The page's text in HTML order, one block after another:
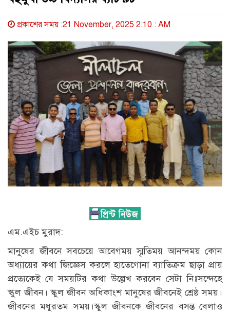
প্রকাশের সময় :21 November, 2025 2:10 : AM
এম.এইচ মুরাদ:
মানুষের জীবনে সবচেয়ে আবেগময় স্মৃতিময় আনন্দময় কোন
অধ্যায়ের কথা জিজ্ঞেস করলে হাতেগোনা ব্যাতিক্রম ছাড়া প্রায়
প্রত্যেকেই যে সময়টির কথা উল্লেখ করবেন সেটা নিঃসন্দেহে
স্কুল জীবন। স্কুল জীবন অধিকাংশ মানুষের জীবনেই শ্রেষ্ঠ সময়।
জীবনের মধুরতম সময়।স্কুল জীবনকে জীবনের বসন্ত বেলাও